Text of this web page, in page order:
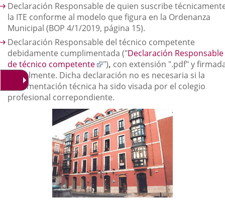
Declaración Responsable de quien suscribe
la ITE conforme al modelo que figura en la Ordenanza
Municipal (BOP 4/1/2019, página 15).
Declaración Responsable del técnico competente
debidamente cumplimentada ("Declaración Responsable
de técnico competente
Enlace
a
una
aplicación
externa.
"), con extensión ".pdf" y
digitalmente. Dicha declaración no es necesaria si la
documentación técnica ha sido visada por el colegio
profesional correpondiente.